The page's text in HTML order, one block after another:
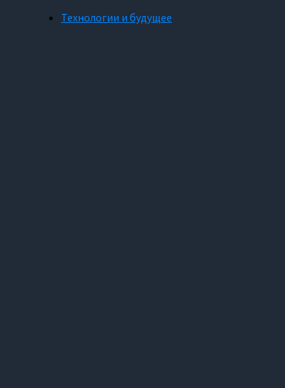
Технологии и будущее